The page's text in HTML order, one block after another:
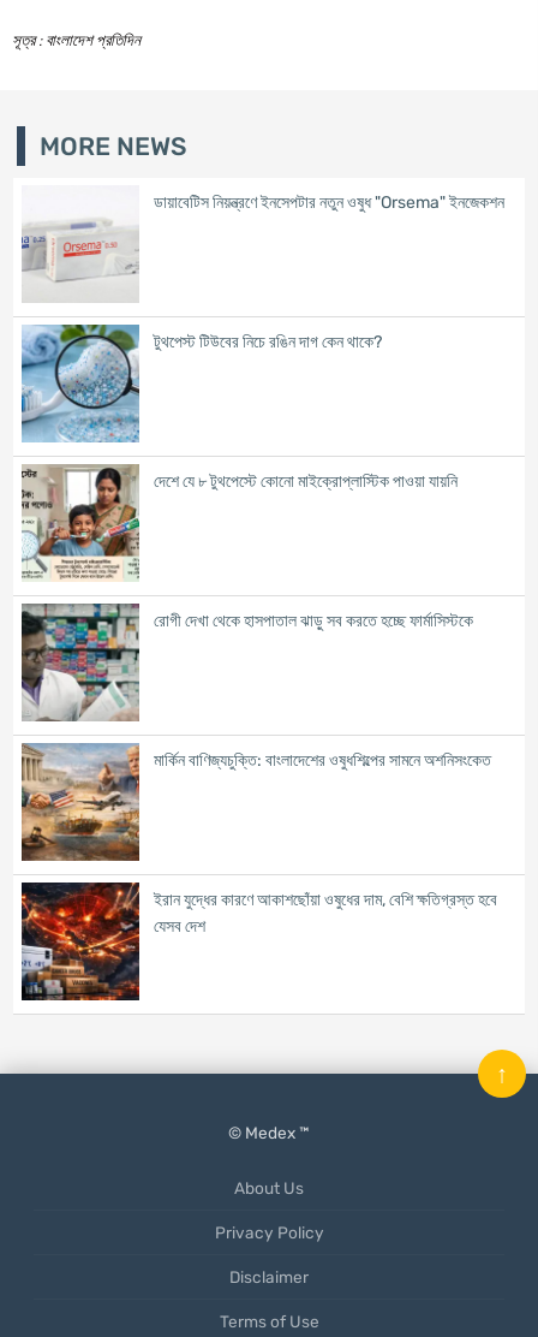
সূত্র : বাংলাদেশ প্রতিদিন
MORE NEWS
ডায়াবেটিস নিয়ন্ত্রণে ইনসেপটার নতুন ওষুধ "Orsema" ইনজেকশন
টুথপেস্ট টিউবের নিচে রঙিন দাগ কেন থাকে?
দেশে যে ৮ টুথপেস্টে কোনো মাইক্রোপ্লাস্টিক পাওয়া যায়নি
রোগী দেখা থেকে হাসপাতাল ঝাড়ু সব করতে হচ্ছে ফার্মাসিস্টকে
মার্কিন বাণিজ্যচুক্তি: বাংলাদেশের ওষুধশিল্পের সামনে অশনিসংকেত
ইরান যুদ্ধের কারণে আকাশছোঁয়া ওষুধের দাম, বেশি ক্ষতিগ্রস্ত হবে
যেসব দেশ
© Medex ™
About Us
Privacy Policy
Disclaimer
Terms of Use
↑